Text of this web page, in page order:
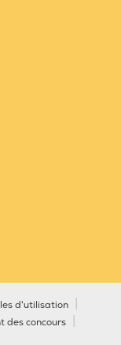
d'utilisation
des concours